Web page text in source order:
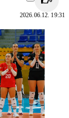
2026.06.12. 19:31